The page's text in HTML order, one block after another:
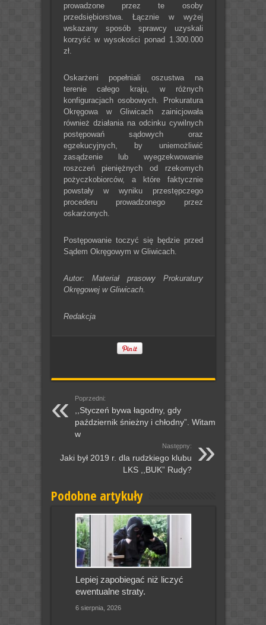
prowadzone przez te osoby
przedsiębiorstwa. Łącznie w wyżej
wskazany sposób sprawcy uzyskali
korzyść w wysokości ponad 1.300.000
zł.
Oskarżeni popełniali oszustwa na
terenie całego kraju, w różnych
konfiguracjach osobowych. Prokuratura
Okręgowa w Gliwicach zainicjowała
również działania na odcinku cywilnych
postępowań sądowych oraz
egzekucyjnych, by uniemożliwić
zasądzenie lub wyegzekwowanie
roszczeń pieniężnych od rzekomych
pożyczkobiorców, a które faktycznie
powstały w wyniku przestępczego
procederu prowadzonego przez
oskarżonych.
Postępowanie toczyć się będzie przed
Sądem Okręgowym w Gliwicach.
Autor: Materiał prasowy Prokuratury
Okręgowej w Gliwicach.
Redakcja
Poprzedni:
,,Styczeń bywa łagodny, gdy
październik śnieżny i chłodny”. Witamy
w
Następny:
Jaki był 2019 r. dla rudzkiego klubu
LKS ,,BUK” Rudy?
Podobne artykuły
Lepiej zapobiegać niż liczyć
ewentualne straty.
6 sierpnia, 2026